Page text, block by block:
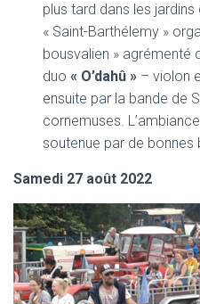
plus tard dans les
« Saint-Barthélemy »
bousvalien » agrémenté
duo« O’dahû » – violon
ensuite par la bande de
cornemuses.
soutenue par de bonnes
Samedi 27 août 2022